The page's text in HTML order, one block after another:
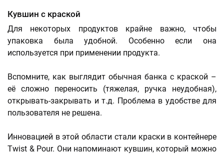
Кувшин с краской
Для некоторых продуктов крайне важно, чтобы
упаковка была удобной. Особенно если она
используется при применении продукта.
Вспомните, как выглядит обычная банка с краской –
её сложно переносить (тяжелая, ручка неудобная),
открывать-закрывать и т.д. Проблема в удобстве для
пользователя не решена.
Инновацией в этой области стали краски в контейнере
Twist & Pour. Они напоминают кувшин, который можно